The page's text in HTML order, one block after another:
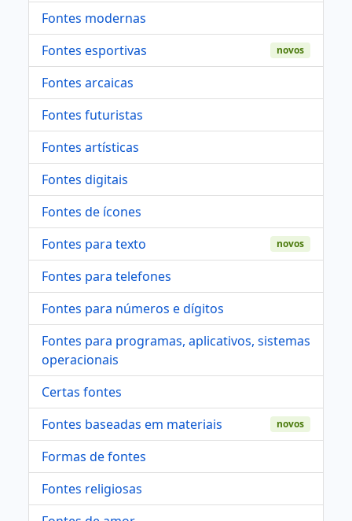
Fontes modernas
Fontes esportivas
novos
Fontes arcaicas
Fontes futuristas
Fontes artísticas
Fontes digitais
Fontes de ícones
Fontes para texto
novos
Fontes para telefones
Fontes para números e dígitos
Fontes para programas, aplicativos, sistemas
operacionais
Certas fontes
Fontes baseadas em materiais
novos
Formas de fontes
Fontes religiosas